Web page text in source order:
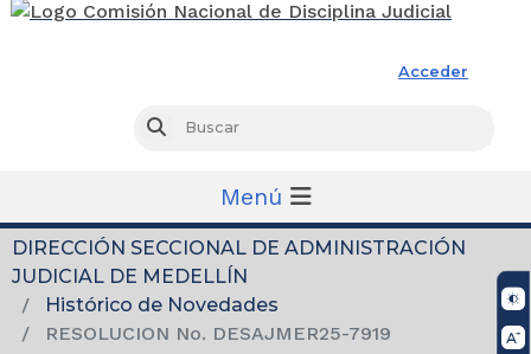
Acceder
Buscar
Menú
DIRECCIÓN SECCIONAL DE ADMINISTRACIÓN
JUDICIAL DE MEDELLÍN
Histórico de Novedades
RESOLUCION No. DESAJMER25-7919